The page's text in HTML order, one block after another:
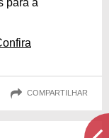
COMPARTILHAR